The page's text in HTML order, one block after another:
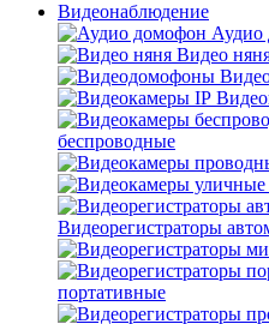
Видеонаблюдение
Аудио
Видео
беспроводные
Видеорегистраторы
портативные